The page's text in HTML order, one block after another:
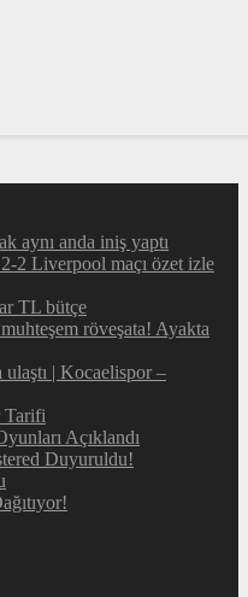
aynı anda iniş yaptı
Liverpool maçı özet izle
TL bütçe
röveşata! Ayakta
| Kocaelispor –
Tarifi
Açıklandı
Duyuruldu!